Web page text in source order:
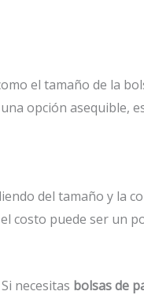
el tamaño de la
opción asequible,
del tamaño y la
costo puede ser un
necesitas bolsas de